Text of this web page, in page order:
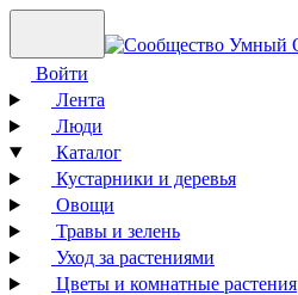
Войти
Лента
Люди
Каталог
Кустарники и деревья
Овощи
Травы и зелень
Уход за растениями
Цветы и комнатные растения